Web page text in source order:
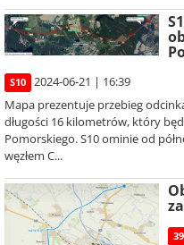
S10
2024-06-21 | 16:39
Mapa prezentuje przebieg
długości 16 kilometrów, który
Pomorskiego. S10 ominie od
węzłem C...
39